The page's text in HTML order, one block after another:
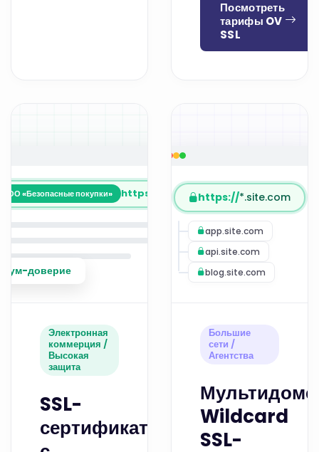
Посмотреть
тарифы OV
SSL
ООО «Безопасные покупки» https://
доверие
Электронная
коммерция /
Высокая
защита
SSL-
сертификаты
https://*.site.com
app.site.com
api.site.com
blog.site.com
Большие
сети /
Агентства
Wildcard
SSL-